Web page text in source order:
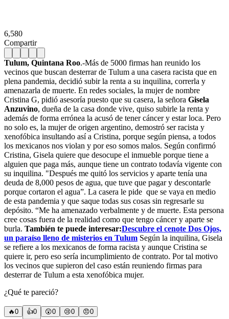
6,580
Compartir
Tulum, Quintana Roo.-Más de 5000 firmas han reunido los
vecinos que buscan desterrar de Tulum a una casera racista que en
plena pandemia, decidió subir la renta a su inquilina, correrla y
amenazarla de muerte. En redes sociales, la mujer de nombre
Cristina G, pidió asesoría puesto que su casera, la señora Gisela
Anzuvino, dueña de la casa donde vive, quiso subirle la renta y
además de forma errónea la acusó de tener cáncer y estar loca. Pero
no solo es, la mujer de origen argentino, demostró ser racista y
xenofóbica insultando así a Cristina, porque según piensa, a todos
los mexicanos nos violan y por eso somos malos. Según confirmó
Cristina, Gisela quiere que desocupe el inmueble porque tiene a
alguien que paga más, aunque tiene un contrato todavía vigente con
su inquilina. "Después me quitó los servicios y aparte tenía una
deuda de 8,000 pesos de agua, que tuve que pagar y descontarle
porque cortaron el agua”. La casera le pide que se vaya en medio
de esta pandemia y que saque todas sus cosas sin regresarle su
depósito. “Me ha amenazado verbalmente y de muerte. Esta persona
cree cosas fuera de la realidad como que tengo cáncer y aparte se
burla. También te puede interesar:Descubre el cenote Dos Ojos,
un paraíso lleno de misterios en Tulum Según la inquilina, Gisela
se refiere a los mexicanos de forma racista y aunque Cristina se
quiere ir, pero eso sería incumplimiento de contrato. Por tal motivo
los vecinos que supieron del caso están reuniendo firmas para
desterrar de Tulum a esta xenofóbica mujer.
¿Qué te pareció?
🔥0 👍0 😲0 😢0 😠0